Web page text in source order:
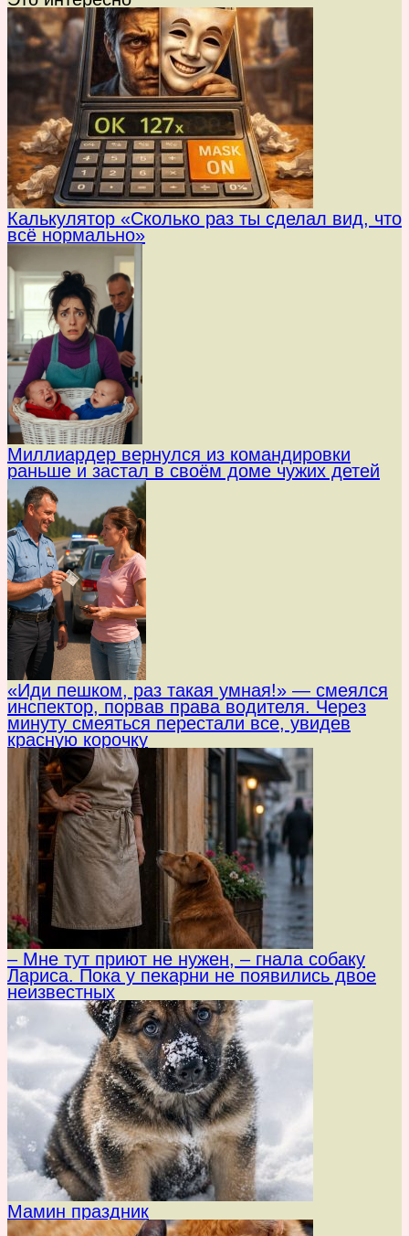
Калькулятор «Сколько раз ты сделал вид, что
всё нормально»
Миллиардер вернулся из командировки
раньше и застал в своём доме чужих детей
«Иди пешком, раз такая умная!» — смеялся
инспектор, порвав права водителя. Через
минуту смеяться перестали все, увидев
красную корочку
– Мне тут приют не нужен, – гнала собаку
Лариса. Пока у пекарни не появились двое
неизвестных
Мамин праздник